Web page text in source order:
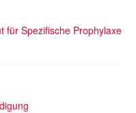
für Spezifische Prophylaxe